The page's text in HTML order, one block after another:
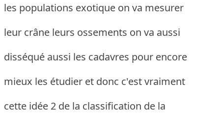
les populations exotique on va mesurer
leur crâne leurs ossements on va aussi
disséqué aussi les cadavres pour encore
mieux les étudier et donc c'est vraiment
cette idée 2 de la classification de la